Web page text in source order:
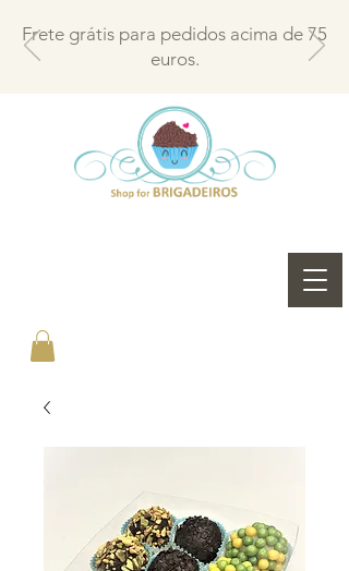
Frete grátis para pedidos acima de 75
euros.